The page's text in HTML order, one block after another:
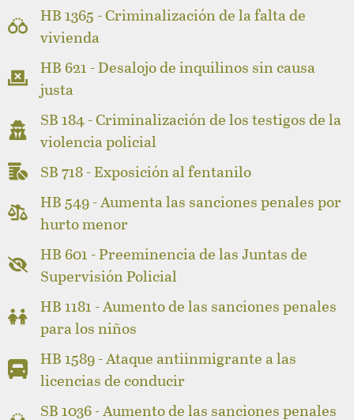
HB 1365 - Criminalización de la falta de
vivienda
HB 621 - Desalojo de inquilinos sin causa
justa
SB 184 - Criminalización de los testigos de la
violencia policial
SB 718 - Exposición al fentanilo
HB 549 - Aumenta las sanciones penales por
hurto menor
HB 601 - Preeminencia de las Juntas de
Supervisión Policial
HB 1181 - Aumento de las sanciones penales
para los niños
HB 1589 - Ataque antiinmigrante a las
licencias de conducir
SB 1036 - Aumento de las sanciones penales